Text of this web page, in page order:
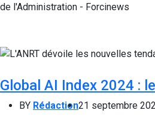
Global AI Index 2024 :
BY Rédaction21 septembre